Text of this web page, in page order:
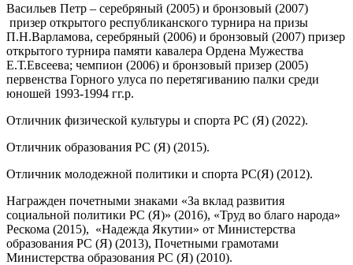
Васильев Петр – серебряный (2005) и бронзовый (2007)
призер открытого республиканского турнира на призы
П.Н.Варламова, серебряный (2006) и бронзовый (2007) призер
открытого турнира памяти кавалера Ордена Мужества
Е.Т.Евсеева; чемпион (2006) и бронзовый призер (2005)
первенства Горного улуса по перетягиванию палки среди
юношей 1993-1994 гг.р.
Отличник физической культуры и спорта РС (Я) (2022).
Отличник образования РС (Я) (2015).
Отличник молодежной политики и спорта РС(Я) (2012).
Награжден почетными знаками «За вклад развития
социальной политики РС (Я)» (2016), «Труд во благо народа»
Рескома (2015), «Надежда Якутии» от Министерства
образования РС (Я) (2013), Почетными грамотами
Министерства образования РС (Я) (2010).